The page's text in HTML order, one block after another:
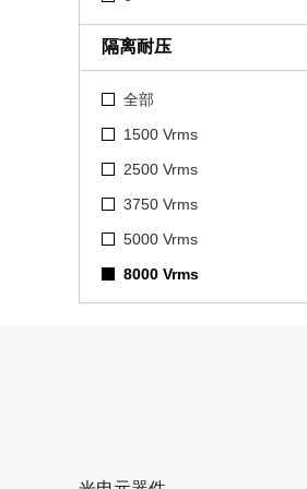
隔离耐压
全部
1500 Vrms
2500 Vrms
3750 Vrms
5000 Vrms
8000 Vrms